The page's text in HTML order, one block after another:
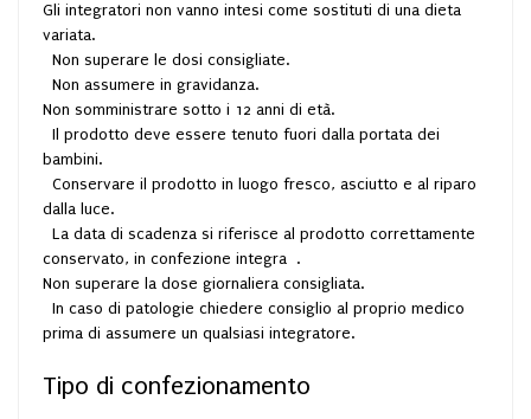
Gli integratori non vanno intesi come sostituti di una dieta
variata.
Non superare le dosi consigliate.
Non assumere in gravidanza.
Non somministrare sotto i 12 anni di età.
Il prodotto deve essere tenuto fuori dalla portata dei
bambini.
Conservare il prodotto in luogo fresco, asciutto e al riparo
dalla luce.
La data di scadenza si riferisce al prodotto correttamente
conservato, in confezione integra .
Non superare la dose giornaliera consigliata.
In caso di patologie chiedere consiglio al proprio medico
prima di assumere un qualsiasi integratore.
Tipo di confezionamento